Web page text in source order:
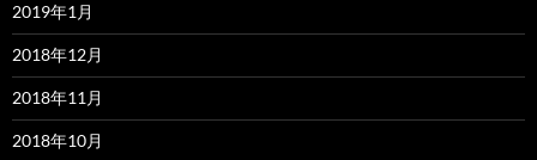
2019年1月
2018年12月
2018年11月
2018年10月